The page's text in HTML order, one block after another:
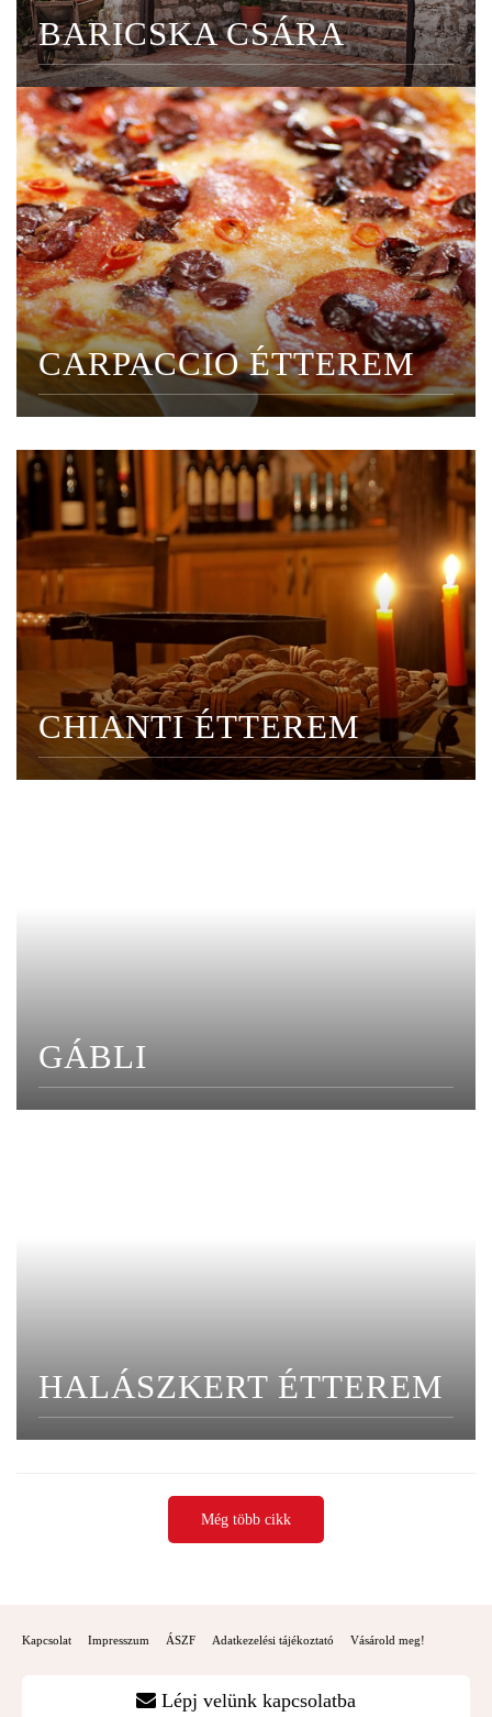
BARICSKA CSÁRA
CARPACCIO ÉTTEREM
CHIANTI ÉTTEREM
GÁBLI
HALÁSZKERT ÉTTEREM
Még több cikk
Kapcsolat Impresszum ÁSZF Adatkezelési tájékoztató Vásárold meg!
Lépj velünk kapcsolatba